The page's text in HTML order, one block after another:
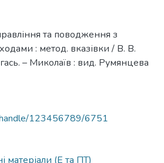
та поводження з
: метод. вказівки / В. В.
– Миколаїв : вид. Румянцева
handle/123456789/6751
матеріали (Е та ПТ)